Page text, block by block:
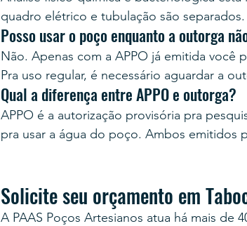
quadro elétrico e tubulação são separados.
Posso usar o poço enquanto a outorga
Não. Apenas com a APPO já emitida
Pra uso regular, é necessário aguardar a
Qual a diferença entre APPO e outorga?
APPO é a autorização provisória pra
pra usar a água do poço. Ambos emitidos
Solicite seu orçamento em
A PAAS Poços Artesianos atua há mais de